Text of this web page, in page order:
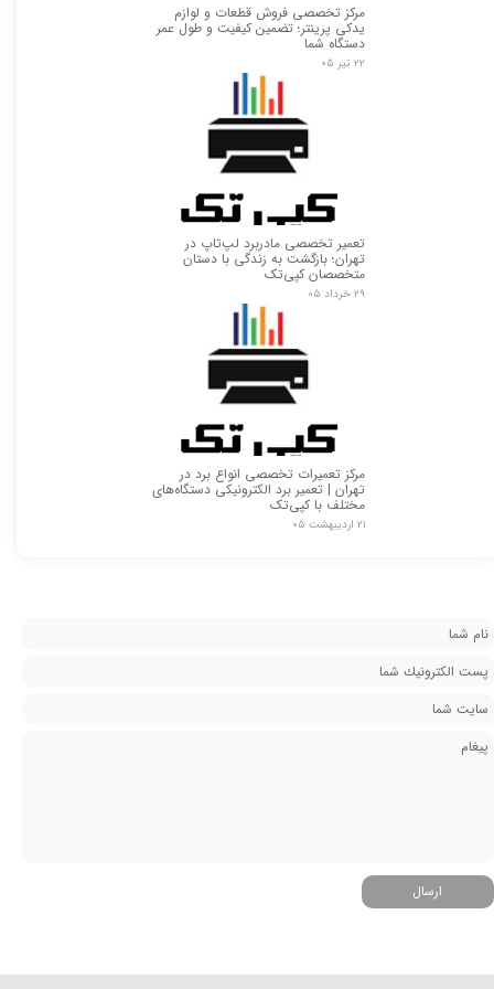
مرکز تخصصی فروش قطعات و لوازم
یدکی پرینتر؛ تضمین کیفیت و طول عمر
دستگاه شما
۲۲ تیر ۰۵
تعمیر تخصصی مادربرد لپ‌تاپ در
تهران؛ بازگشت به زندگی با دستان
متخصصان کپی‌تک
۲۹ خرداد ۰۵
مرکز تعمیرات تخصصی انواع برد در
تهران | تعمیر برد الکترونیکی دستگاه‌های
مختلف با کپی‌تک
۲۱ اردیبهشت ۰۵
ارسال